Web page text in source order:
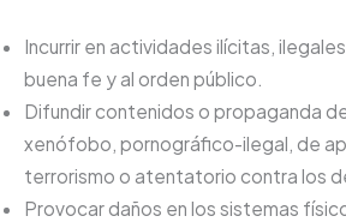
Incurrir en actividades ilícitas,
buena fe y al orden público.
Difundir contenidos o propaganda
xenófobo, pornográfico-ilegal, de
terrorismo o atentatorio contra los
Provocar daños en los sistemas